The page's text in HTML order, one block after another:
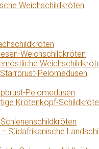
Weichschildkröten
Weichschildkröten
Pelomedusen
Pelomedusen
Krötenkopf-
Südafrikanische